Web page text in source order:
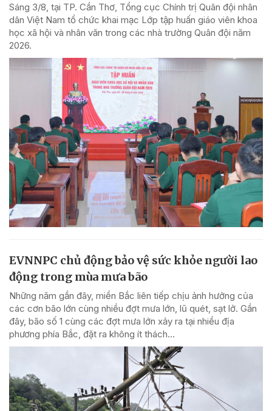
Sáng 3/8, tại TP. Cần Thơ, Tổng cục Chính trị Quân đội nhân
dân Việt Nam tổ chức khai mạc Lớp tập huấn giáo viên khoa
học xã hội và nhân văn trong các nhà trường Quân đội năm
2026.
EVNNPC chủ động bảo vệ sức khỏe người lao
động trong mùa mưa bão
Những năm gần đây, miền Bắc liên tiếp chịu ảnh hưởng của
các cơn bão lớn cùng nhiều đợt mưa lớn, lũ quét, sạt lở. Gần
đây, bão số 1 cùng các đợt mưa lớn xảy ra tại nhiều địa
phương phía Bắc, đặt ra không ít thách...